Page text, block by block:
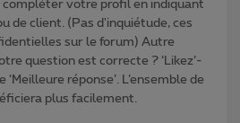
compléter votre profil en indiquant
de client. (Pas d'inquiétude, ces
sur le forum) Autre
question est correcte ? ‘Likez’-
réponse’. L’ensemble de
plus facilement.